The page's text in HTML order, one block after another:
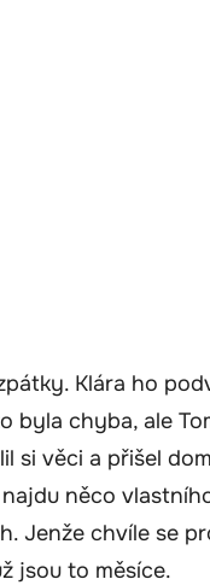
Klára ho
byla chyba, ale
si věci a přišel
něco
Jenže chvíle se
jsou to měsíce.